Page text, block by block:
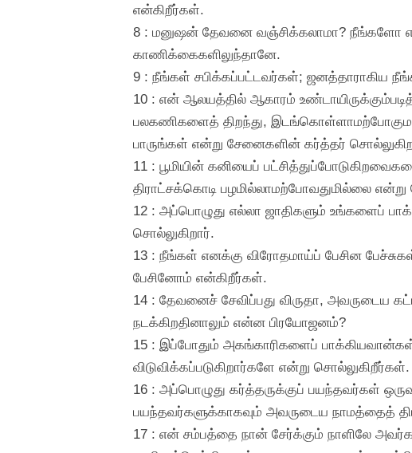
என்கிறீர்கள்.
8 : மனுஷன் தேவனை வஞ்சிக்கலாமா? நீங்களோ
காணிக்கைகளிலுந்தானே.
9 : நீங்கள் சபிக்கப்பட்டவர்கள்; ஜனத்தாராகிய
10 : என் ஆலயத்தில் ஆகாரம்
பலகணிகளைத் திறந்து,
பாருங்கள் என்று சேனைகளின் கர்த்தர்
11 : பூமியின் கனியைப்
திராட்சக்கொடி பழமில்லாமற்போவதுமில்லை
12 : அப்பொழுது எல்லா ஜாதிகளும் உங்களைப்
சொல்லுகிறார்.
13 : நீங்கள் எனக்கு விரோதமாய்ப் பேசின
பேசினோம் என்கிறீர்கள்.
14 : தேவனைச் சேவிப்பது விருதா, அவருடைய
நடக்கிறதினாலும் என்ன பிரயோஜனம்?
15 : இப்போதும் அகங்காரிகளைப்
விடுவிக்கப்படுகிறார்களே என்று சொல்லுகிறீர்கள்.
16 : அப்பொழுது கர்த்தருக்குப் பயந்தவர்கள்
பயந்தவர்களுக்காகவும் அவருடைய நாமத்தைத்
17 : என் சம்பத்தை நான் சேர்க்கும் நாளிலே